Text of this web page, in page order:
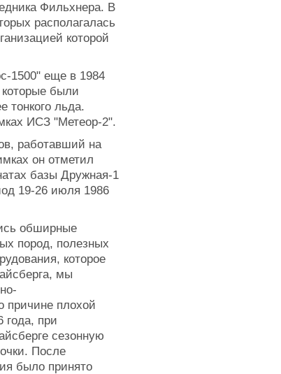
Фильхнера. В
располагалась
которой
1500" еще в 1984
которые были
тонкого льда.
ИСЗ "Метеор-2".
работавший на
он отметил
базы Дружная-1
19-26 июля 1986
обширные
пород, полезных
которое
мы
причине плохой
года, при
сезонную
После
было принято